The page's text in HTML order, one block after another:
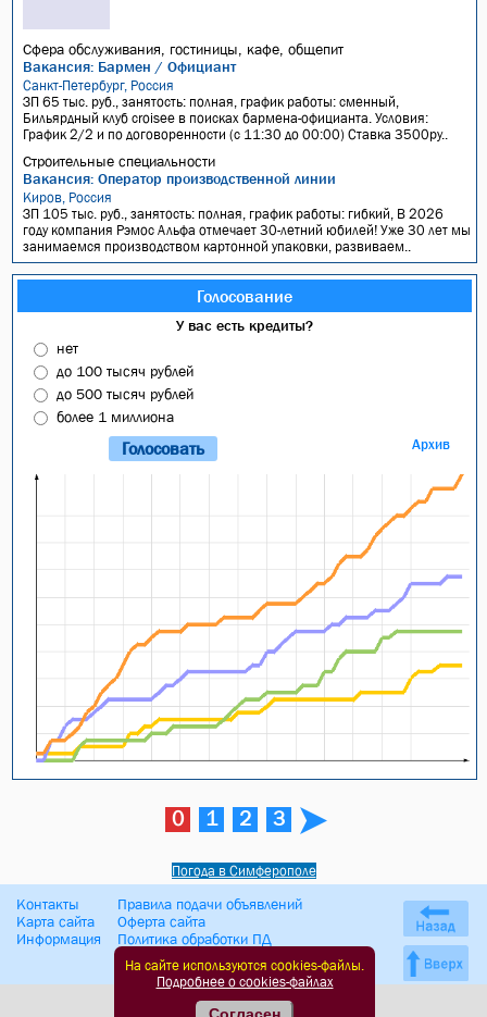
Сфера обслуживания, гостиницы, кафе, общепит
Вакансия: Бармен / Официант
Санкт-Петербург, Россия
ЗП 65 тыс. руб., занятость: полная, график работы: сменный,
Бильярдный клуб croisee в поисках бармена-официанта. Условия:
График 2/2 и по договоренности (с 11:30 до 00:00) Ставка 3500ру..
Строительные специальности
Вакансия: Оператор производственной линии
Киров, Россия
ЗП 105 тыс. руб., занятость: полная, график работы: гибкий, В 2026
году компания Рэмос Альфа отмечает 30-летний юбилей! Уже 30 лет мы
занимаемся производством картонной упаковки, развиваем..
Голосование
У вас есть кредиты?
нет
до 100 тысяч рублей
до 500 тысяч рублей
более 1 миллиона
Архив
0 1 2 3
Погода в Симферополе
Контакты
Карта сайта
Информация
Правила подачи объявлений
Оферта сайта
Политика обработки ПД
На сайте используются cookies-файлы.
Подробнее о cookies-файлах